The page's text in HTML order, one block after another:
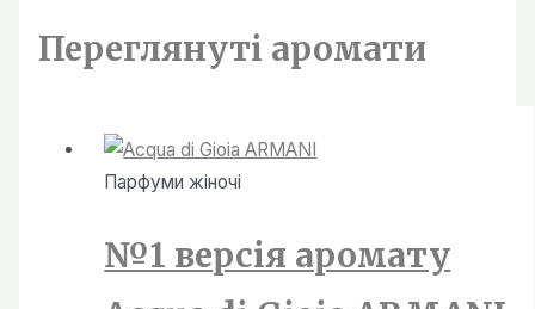
Переглянутi аромати
Парфуми жiночi
№1 версія аромату